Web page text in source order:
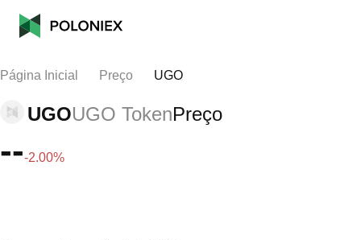
Página Inicial Preço UGO
UGOUGO TokenPreço
---2.00%